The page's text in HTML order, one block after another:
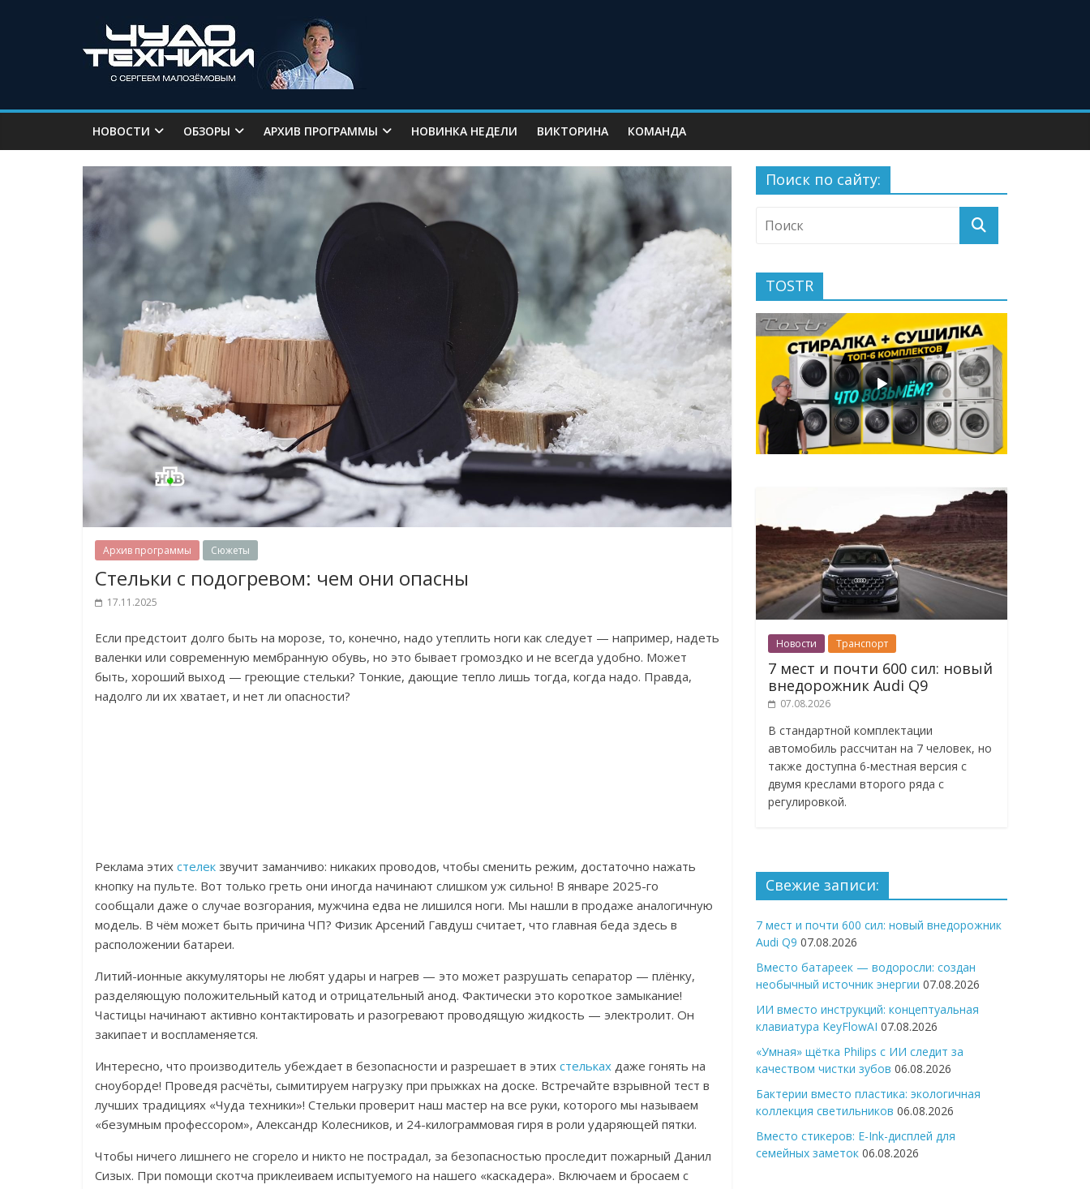
НОВОСТИ ОБЗОРЫ АРХИВ ПРОГРАММЫ НОВИНКА НЕДЕЛИ ВИКТОРИНА КОМАНДА
Архив программы Сюжеты
Стельки с подогревом: чем они опасны
17.11.2025
Если предстоит долго быть на морозе, то, конечно, надо утеплить ноги как следует — например, надеть
валенки или современную мембранную обувь, но это бывает громоздко и не всегда удобно. Может
быть, хороший выход — греющие стельки? Тонкие, дающие тепло лишь тогда, когда надо. Правда,
надолго ли их хватает, и нет ли опасности?
Реклама этих стелек звучит заманчиво: никаких проводов, чтобы сменить режим, достаточно нажать
кнопку на пульте. Вот только греть они иногда начинают слишком уж сильно! В январе 2025-го
сообщали даже о случае возгорания, мужчина едва не лишился ноги. Мы нашли в продаже аналогичную
модель. В чём может быть причина ЧП? Физик Арсений Гавдуш считает, что главная беда здесь в
расположении батареи.
Литий-ионные аккумуляторы не любят удары и нагрев — это может разрушать сепаратор — плёнку,
разделяющую положительный катод и отрицательный анод. Фактически это короткое замыкание!
Частицы начинают активно контактировать и разогревают проводящую жидкость — электролит. Он
закипает и воспламеняется.
Интересно, что производитель убеждает в безопасности и разрешает в этих стельках даже гонять на
сноуборде! Проведя расчёты, сымитируем нагрузку при прыжках на доске. Встречайте взрывной тест в
лучших традициях «Чуда техники»! Стельки проверит наш мастер на все руки, которого мы называем
«безумным профессором», Александр Колесников, и 24-килограммовая гиря в роли ударяющей пятки.
Чтобы ничего лишнего не сгорело и никто не пострадал, за безопасностью проследит пожарный Данил
Сизых. При помощи скотча приклеиваем испытуемого на нашего «каскадера». Включаем и бросаем с
Поиск по сайту:
TOSTR
Новости Транспорт
7 мест и почти 600 сил: новый
внедорожник Audi Q9
07.08.2026
В стандартной комплектации
автомобиль рассчитан на 7 человек, но
также доступна 6-местная версия с
двумя креслами второго ряда с
регулировкой.
Свежие записи:
7 мест и почти 600 сил: новый внедорожник
Audi Q9 07.08.2026
Вместо батареек — водоросли: создан
необычный источник энергии 07.08.2026
ИИ вместо инструкций: концептуальная
клавиатура KeyFlowAI 07.08.2026
«Умная» щётка Philips с ИИ следит за
качеством чистки зубов 06.08.2026
Бактерии вместо пластика: экологичная
коллекция светильников 06.08.2026
Вместо стикеров: E-Ink-дисплей для
семейных заметок 06.08.2026